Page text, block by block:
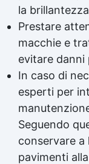
la
Prestare
macchie e
evitare danni
In caso di
esperti per
Seguendo
conservare a
pavimenti